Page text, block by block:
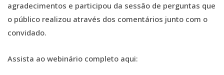
agradecimentos e participou da sessão de perguntas que
o público realizou através dos comentários junto com o
convidado.
Assista ao webinário completo aqui: